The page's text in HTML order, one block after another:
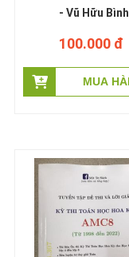
- Vũ Hữu Bình
100.000 đ